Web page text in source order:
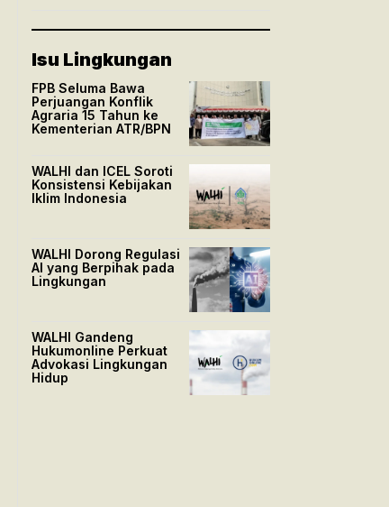
Isu Lingkungan
FPB Seluma Bawa
Perjuangan Konflik
Agraria 15 Tahun ke
Kementerian ATR/BPN
WALHI dan ICEL Soroti
Konsistensi Kebijakan
Iklim Indonesia
WALHI Dorong Regulasi
AI yang Berpihak pada
Lingkungan
WALHI Gandeng
Hukumonline Perkuat
Advokasi Lingkungan
Hidup